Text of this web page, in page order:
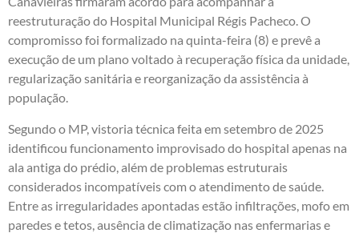
reestruturação do Hospital Municipal Régis Pacheco. O
compromisso foi formalizado na quinta-feira (8) e prevê a
execução de um plano voltado à recuperação física da unidade,
regularização sanitária e reorganização da assistência à
população.
Segundo o MP, vistoria técnica feita em setembro de 2025
identificou funcionamento improvisado do hospital apenas na
ala antiga do prédio, além de problemas estruturais
considerados incompatíveis com o atendimento de saúde.
Entre as irregularidades apontadas estão infiltrações, mofo em
paredes e tetos, ausência de climatização nas enfermarias e